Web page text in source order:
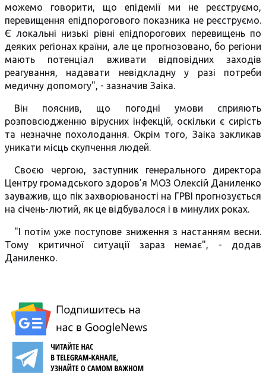
можемо говорити, що епідемії ми не реєструємо,
перевищення епідпорогового показника не реєструємо.
Є локальні низькі рівні епідпорогових перевищень по
деяких регіонах країни, але це прогнозовано, бо регіони
мають потенціал вживати відповідних заходів
реагування, надавати невідкладну у разі потреби
медичну допомогу", - зазначив Заіка.
Він пояснив, що погодні умови сприяють
розповсюдженню вірусних інфекцій, оскільки є сирість
та незначне похолодання. Окрім того, Заіка закликав
уникати місць скупчення людей.
Своєю чергою, заступник генерального директора
Центру громадського здоров’я МОЗ Олексій Даниленко
зауважив, що пік захворюваності на ГРВІ прогнозується
на січень-лютий, як це відбувалося і в минулих роках.
"І потім уже поступове зниження з настанням весни.
Тому критичної ситуації зараз немає", - додав
Даниленко.